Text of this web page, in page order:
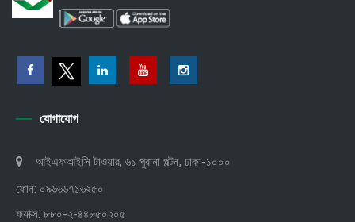
যোগাযোগ
আইএফআইসি টাওয়ার, ৬১ পুরানা পল্টন, ঢাকা-১০০০
ফোন: ০৯৬৬৬৭১৬২৫০
ফ্যাক্স: ৮৮০-২-৪৪৮৫০২০৫